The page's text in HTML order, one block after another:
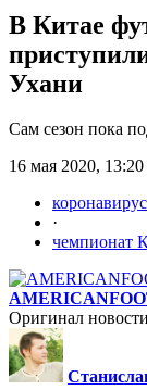
В Китае
Ухани
Сам сезон пока
16 мая 2020, 13:20
коронавирус
·
чемпионат
Оригинал новости